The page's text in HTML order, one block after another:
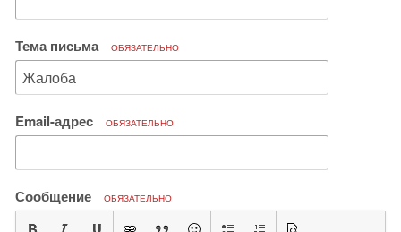
Тема письма ОБЯЗАТЕЛЬНО
Email-адрес ОБЯЗАТЕЛЬНО
Сообщение ОБЯЗАТЕЛЬНО